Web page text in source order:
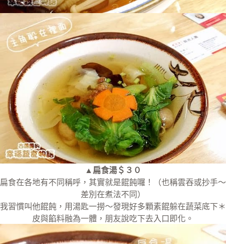
▲扁食湯＄３０
扁食在各地有不同稱呼，其實就是餛飩囉！（也稱雲吞或抄手～
差別在煮法不同）
我習慣叫他餛飩，用湯匙一撈～發現好多顆素餛躲在蔬菜底下＊
皮與餡料融為一體，朋友說吃下去入口即化。